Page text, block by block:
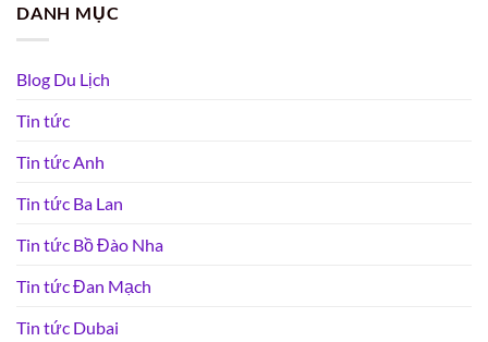
DANH MỤC
Blog Du Lịch
Tin tức
Tin tức Anh
Tin tức Ba Lan
Tin tức Bồ Đào Nha
Tin tức Đan Mạch
Tin tức Dubai